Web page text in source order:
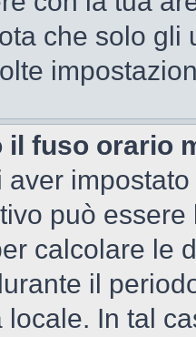
che solo
il fuso orario
può essere
calcolare le
il
locale. In tal